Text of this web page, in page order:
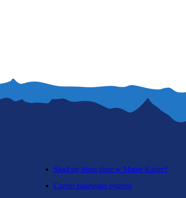
Skąd się biorą dane w Mapie Karier?
Często zadawane pytania